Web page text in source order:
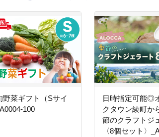
野菜ギフト（Sサイ
100
日時指定可能◎
クタウン綾町か
節のクラフトジ
〈8個セット〉